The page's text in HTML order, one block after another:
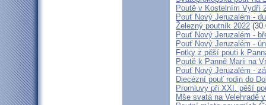
Poutě v Kostelním Vydří
Pouť Nový Jeruzalém -
Železný poutník 2022
Pouť Nový Jeruzalém -
Pouť Nový Jeruzalém -
Fotky z pěší pouti k
Poutě k Panně Marii na
Pouť Nový Jeruzalém -
Diecézní pouť rodin do
Promluvy při XXI. pěší
Mše svatá na Velehradě